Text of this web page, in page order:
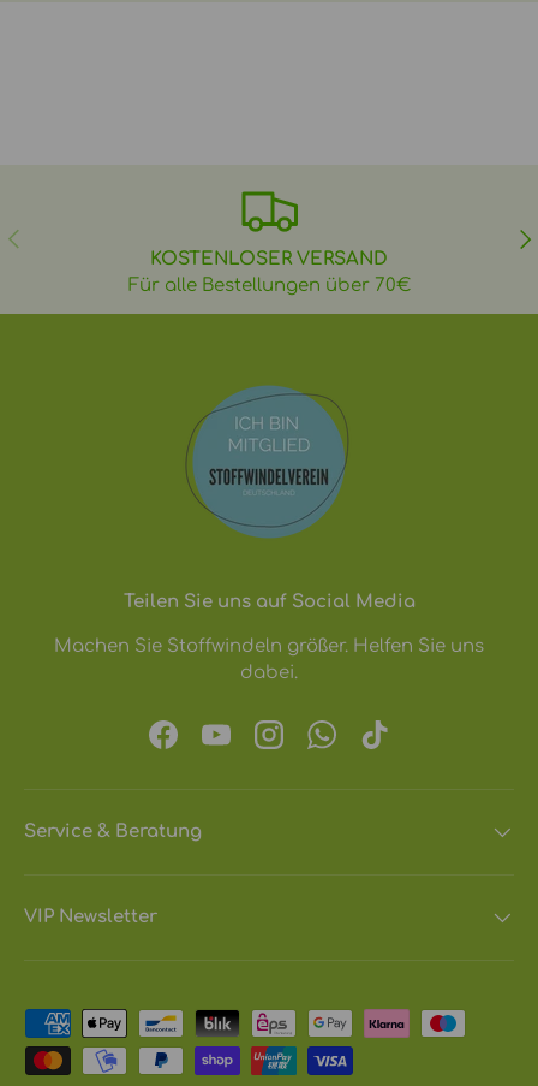
VORHERIGE
KOSTENLOSER VERSAND
Für alle Bestellungen über 70€
Teilen Sie uns auf Social Media
Machen Sie Stoffwindeln größer. Helfen Sie uns
dabei.
FacebookYouTubeInstagramWhatsApp
TikTok
Service & Beratung
VIP Newsletter
Zahlungsmethoden